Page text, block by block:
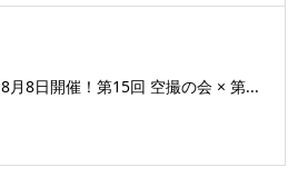
8月8日開催！第15回 空撮の会 × 第...